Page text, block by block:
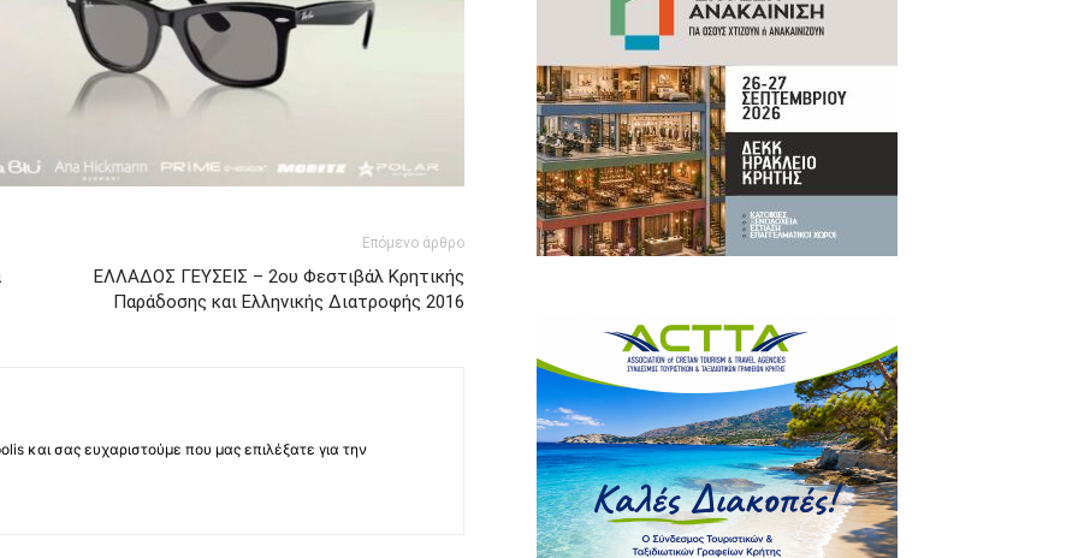
Επόμενο άρθρο
ΕΛΛΑΔΟΣ ΓΕΥΣΕΙΣ – 2ου Φεστιβάλ Κρητικής
Παράδοσης και Ελληνικής Διατροφής 2016
και σας ευχαριστούμε που μας επιλέξατε για την